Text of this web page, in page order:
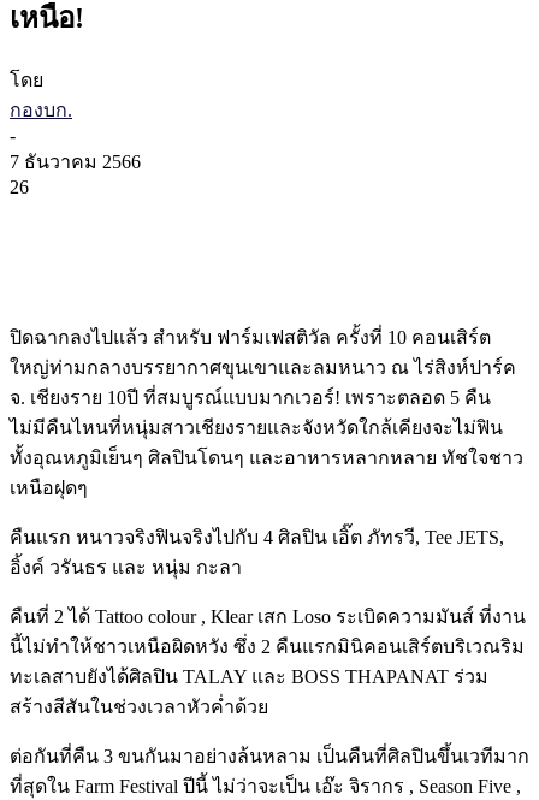
เหนือ!
โดย
กองบก.
-
7 ธันวาคม 2566
26
​ปิดฉากลงไปแล้ว สำหรับ ฟาร์มเฟสติวัล ครั้งที่ 10 คอนเสิร์ต
ใหญ่ท่ามกลางบรรยากาศขุนเขาและลมหนาว ณ ไร่สิงห์ปาร์ค
จ. เชียงราย 10ปี ที่สมบูรณ์แบบมากเวอร์! เพราะตลอด 5 คืน
ไม่มีคืนไหนที่หนุ่มสาวเชียงรายและจังหวัดใกล้เคียงจะไม่ฟิน
ทั้งอุณหภูมิเย็นๆ ศิลปินโดนๆ และอาหารหลากหลาย ทัชใจชาว
เหนือฝุดๆ
​คืนแรก หนาวจริงฟินจริงไปกับ 4 ศิลปิน เอิ๊ต ภัทรวี, Tee JETS,
อิ้งค์ วรันธร และ หนุ่ม กะลา
คืนที่ 2 ได้ Tattoo colour , Klear เสก Loso ระเบิดความมันส์ ที่งาน
นี้ไม่ทำให้ชาวเหนือผิดหวัง ซึ่ง 2 คืนแรกมินิคอนเสิร์ตบริเวณริม
ทะเลสาบยังได้ศิลปิน TALAY และ BOSS THAPANAT ร่วม
สร้างสีสันในช่วงเวลาหัวค่ำด้วย
​ต่อกันที่คืน 3 ขนกันมาอย่างล้นหลาม เป็นคืนที่ศิลปินขึ้นเวทีมาก
ที่สุดใน Farm Festival ปีนี้ ไม่ว่าจะเป็น เอ๊ะ จิรากร , Season Five ,